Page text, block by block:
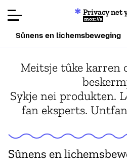
Articles
Oer
Donearje
Privacy net
Mozilla
Sûnens en lichemsbeweging
Meitsje tûke karren
Sykje nei produkten.
fan eksperts.
Sûnens en